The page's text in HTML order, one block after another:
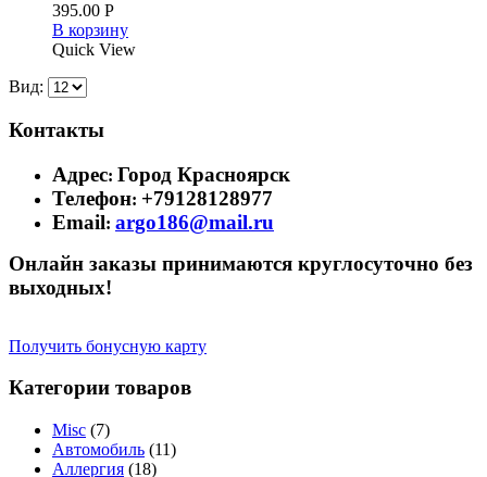
395.00 Р
В корзину
Quick View
Вид:
Контакты
Адрес: Город Красноярск
Телефон: +79128128977
Email: argo186@mail.ru
Онлайн заказы принимаются круглосуточно без
выходных!
Получить бонусную карту
Категории товаров
Misc (7)
Автомобиль (11)
Аллергия (18)